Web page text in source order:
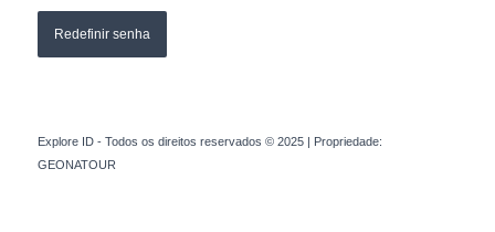
Redefinir senha
Explore ID - Todos os direitos reservados © 2025 | Propriedade:
GEONATOUR